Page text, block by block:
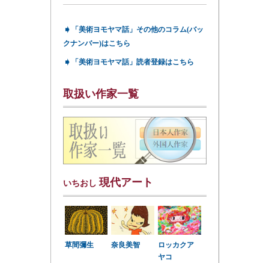
➧
「美術ヨモヤマ話」その他のコラム(バッ
クナンバー)はこちら
➧ 「美術ヨモヤマ話」読者登録はこちら
取扱い作家一覧
いちおし 現代アート
草間彌生 奈良美智
ロッカクア
ヤコ